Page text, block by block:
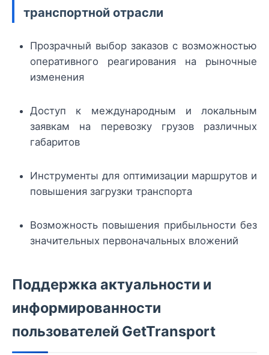
транспортной отрасли
Прозрачный выбор заказов с возможностью
оперативного реагирования на рыночные
изменения
Доступ к международным и локальным
заявкам на перевозку грузов различных
габаритов
Инструменты для оптимизации маршрутов и
повышения загрузки транспорта
Возможность повышения прибыльности без
значительных первоначальных вложений
Поддержка актуальности и
информированности
пользователей GetTransport